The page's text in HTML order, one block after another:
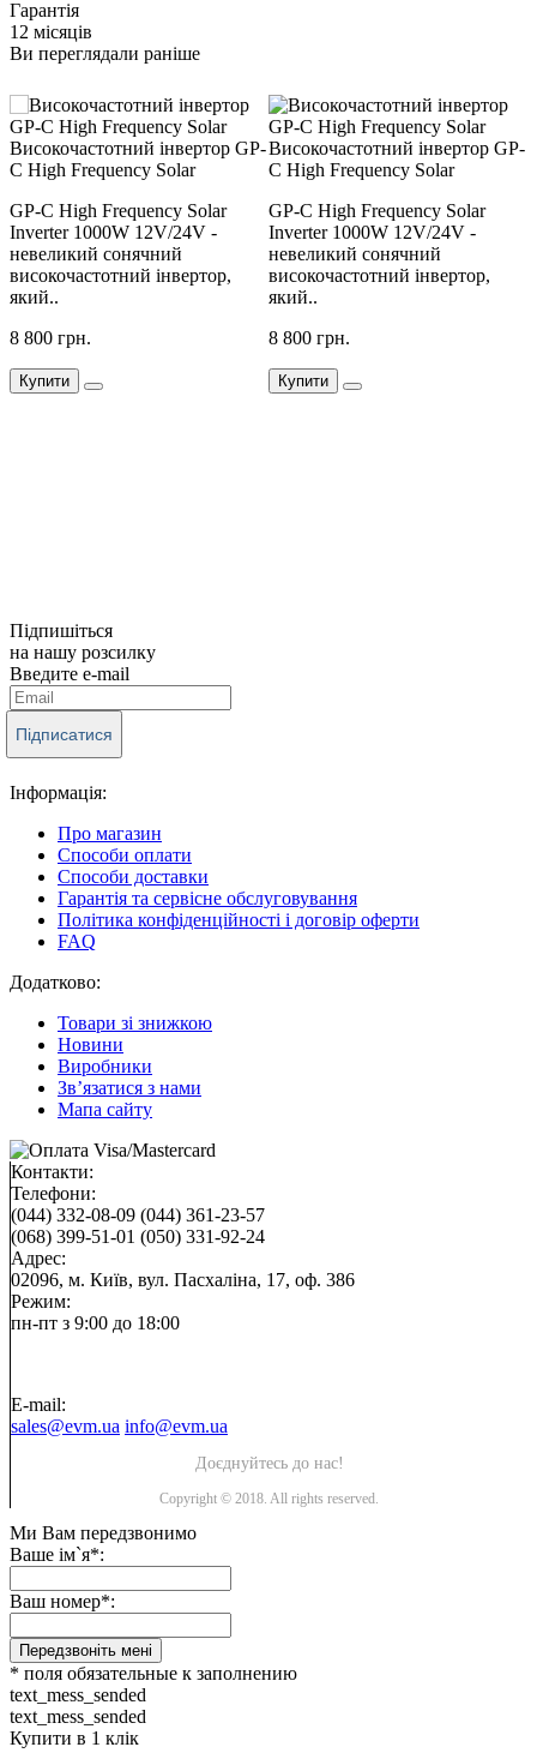
Гарантія
12 місяців
Ви переглядали раніше
Високочастотний інвертор GP-
C High Frequency Solar
GP-C High Frequency Solar
Inverter 1000W 12V/24V -
невеликий сонячний
високочастотний інвертор,
який..
8 800 грн.
Купити
Високочастотний інвертор GP-
C High Frequency Solar
GP-C High Frequency Solar
Inverter 1000W 12V/24V -
невеликий сонячний
високочастотний інвертор,
який..
8 800 грн.
Купити
Підпишіться
на нашу розсилку
Введите e-mail
Підписатися
Інформація:
Про магазин
Способи оплати
Способи доставки
Гарантія та сервісне обслуговування
Політика конфіденційності і договір оферти
FAQ
Додатково:
Товари зі знижкою
Новини
Виробники
Зв’язатися з нами
Мапа сайту
Контакти:
Телефони:
(044) 332-08-09 (044) 361-23-57
(068) 399-51-01 (050) 331-92-24
Адрес:
02096, м. Київ, вул. Пасхаліна, 17, оф. 386
Режим:
пн-пт з 9:00 до 18:00
E-mail:
sales@evm.ua info@evm.ua
Доєднуйтесь до нас!
Copyright © 2018. All rights reserved.
Ми Вам передзвонимо
Ваше ім`я*:
Ваш номер*:
Передзвоніть мені
* поля обязательные к заполнению
text_mess_sended
text_mess_sended
Купити в 1 клік